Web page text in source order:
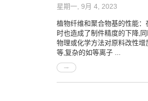
星期一, 9月 4, 2023
植物纤维和聚合物基的性能：
时也造成了制件精度的下降‚
物理或化学方法对原料改性增
等‚复杂的如等离子 ...